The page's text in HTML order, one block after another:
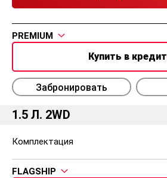
PREMIUM
Купить в кредит
Забронировать
1.5 Л. 2WD
Комплектация
FLAGSHIP